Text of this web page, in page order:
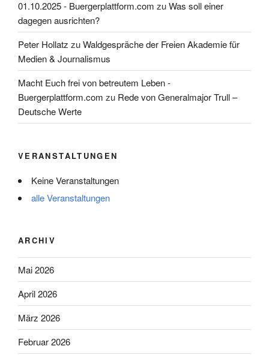
01.10.2025 - Buergerplattform.com zuWas soll einer
dagegen ausrichten?
Peter Hollatz zuWaldgespräche der Freien Akademie für
Medien & Journalismus
Macht Euch frei von betreutem Leben -
Buergerplattform.com zu Rede von Generalmajor Trull –
Deutsche Werte
VERANSTALTUNGEN
Keine Veranstaltungen
alle Veranstaltungen
ARCHIV
Mai 2026
April 2026
März 2026
Februar 2026